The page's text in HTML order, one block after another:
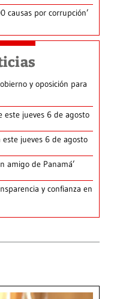
causas por corrupción’
y oposición para
este jueves 6 de agosto
jueves 6 de agosto
amigo de Panamá’
y confianza en